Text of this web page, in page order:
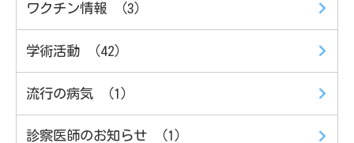
ワクチン情報 （3）
学術活動 （42）
流行の病気 （1）
診察医師のお知らせ （1）